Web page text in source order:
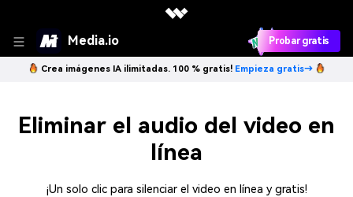
Media.io Probar gratis
Crea imágenes IA ilimitadas. 100 % gratis! Empieza gratis→
Eliminar el audio del video en
línea
¡Un solo clic para silenciar el video en línea y gratis!